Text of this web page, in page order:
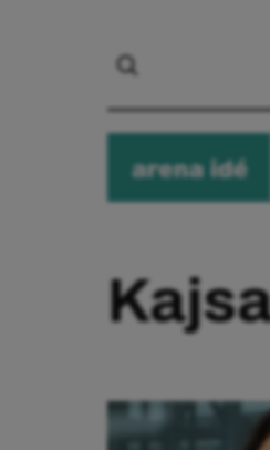
arenaide